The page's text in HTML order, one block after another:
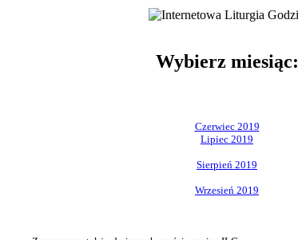
Wybierz miesiąc:
Czerwiec 2019
Lipiec 2019
Sierpień 2019
Wrzesień 2019